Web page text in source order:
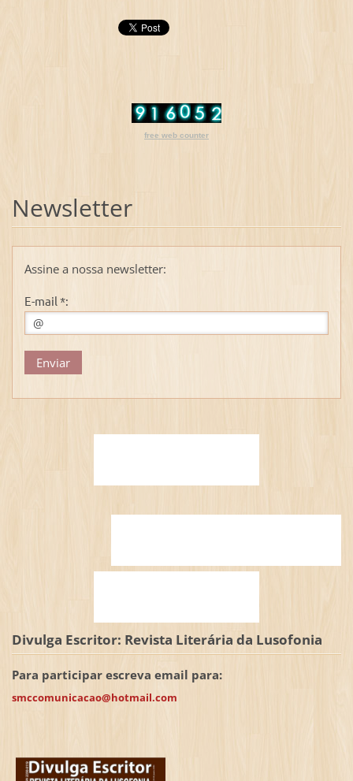
free web counter
Newsletter
Assine a nossa newsletter:
E-mail *:
Divulga Escritor: Revista Literária da Lusofonia
Para participar escreva email para:
smccomunicacao@hotmail.com